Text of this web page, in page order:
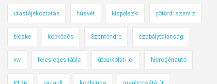
utastájékoztatás húsvét kispolszki pötördi szerviz
bicske köpködés Szentendre szabálytalanság
vw felesleges tábla útburkolati jel hidrogénautó